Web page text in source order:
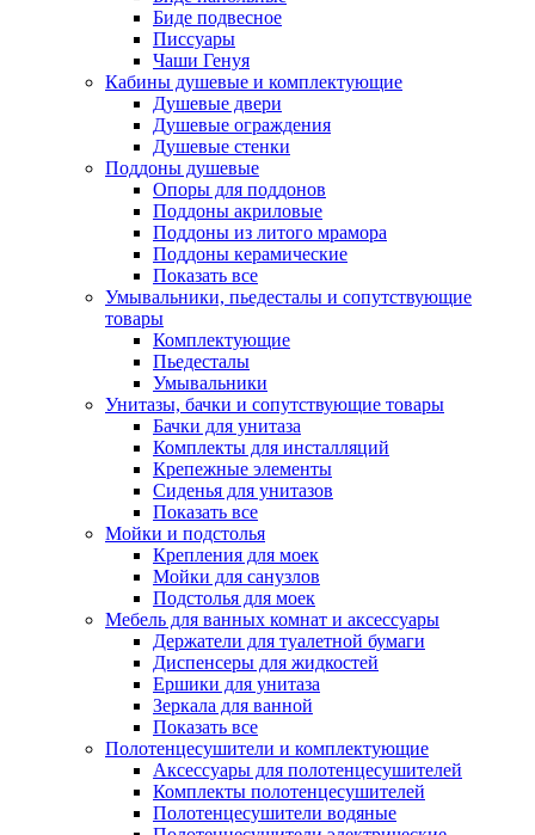
Биде подвесное
Писсуары
Чаши Генуя
Кабины душевые и комплектующие
Душевые двери
Душевые ограждения
Душевые стенки
Поддоны душевые
Опоры для поддонов
Поддоны акриловые
Поддоны из литого мрамора
Поддоны керамические
Показать все
Умывальники, пьедесталы и сопутствующие
товары
Комплектующие
Пьедесталы
Умывальники
Унитазы, бачки и сопутствующие товары
Бачки для унитаза
Комплекты для инсталляций
Крепежные элементы
Сиденья для унитазов
Показать все
Мойки и подстолья
Крепления для моек
Мойки для санузлов
Подстолья для моек
Мебель для ванных комнат и аксессуары
Держатели для туалетной бумаги
Диспенсеры для жидкостей
Ершики для унитаза
Зеркала для ванной
Показать все
Полотенцесушители и комплектующие
Аксессуары для полотенцесушителей
Комплекты полотенцесушителей
Полотенцесушители водяные